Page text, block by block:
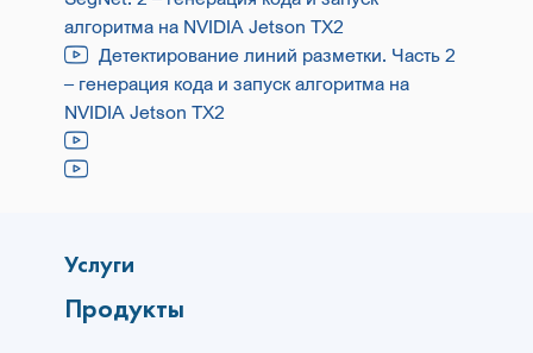
алгоритма на NVIDIA Jetson TX2
Детектирование линий разметки. Часть 2
– генерация кода и запуск алгоритма на
NVIDIA Jetson TX2
Услуги
Продукты